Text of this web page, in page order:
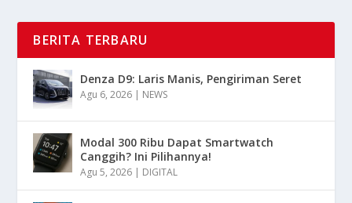
BERITA TERBARU
Denza D9: Laris Manis, Pengiriman Seret
Agu 6, 2026 | NEWS
Modal 300 Ribu Dapat Smartwatch
Canggih? Ini Pilihannya!
Agu 5, 2026 | DIGITAL